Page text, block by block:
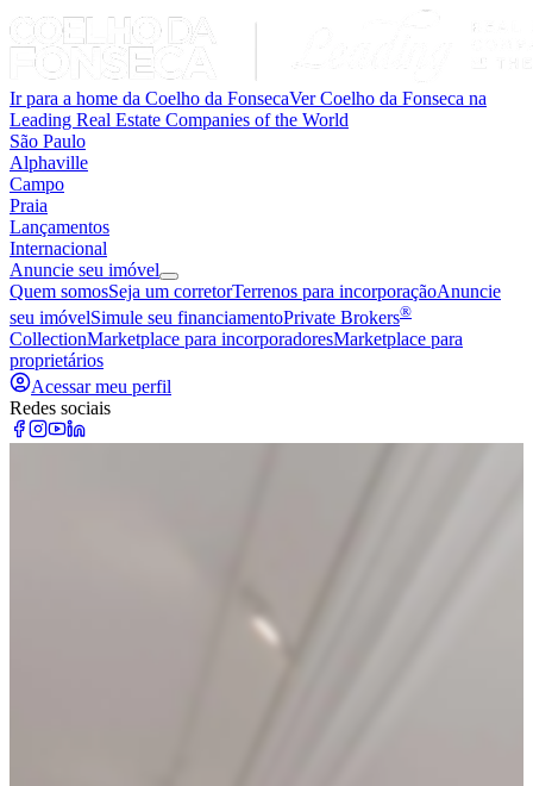
Ir para a home da Coelho da FonsecaVer Coelho da Fonseca na
Leading Real Estate Companies of the World
São Paulo
Alphaville
Campo
Praia
Lançamentos
Internacional
Anuncie seu imóvel
Quem somosSeja um corretorTerrenos para incorporaçãoAnuncie
seu imóvelSimule seu financiamentoPrivate Brokers®
CollectionMarketplace para incorporadoresMarketplace para
proprietários
Acessar meu perfil
Redes sociais